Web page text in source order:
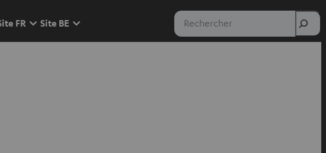
FR Site BE Rechercher